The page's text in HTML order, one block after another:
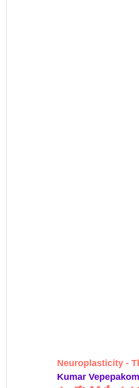
Neuroplasticity -
Kumar